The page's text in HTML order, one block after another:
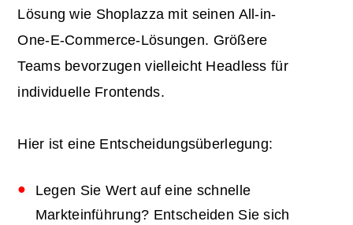
Lösung wie Shoplazza mit seinen All-in-
One-E-Commerce-Lösungen. Größere
Teams bevorzugen vielleicht Headless für
individuelle Frontends.
Hier ist eine Entscheidungsüberlegung:
Legen Sie Wert auf eine schnelle
Markteinführung? Entscheiden Sie sich